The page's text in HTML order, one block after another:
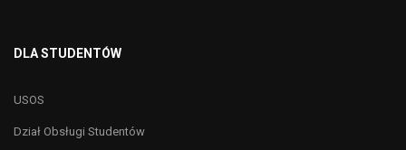
DLA STUDENTÓW
USOS
Dział Obsługi Studentów